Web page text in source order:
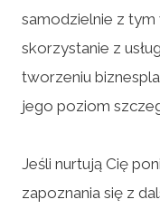
samodzielnie z
skorzystanie z
tworzeniu
jego poziom
Jeśli nurtują Cię
zapoznania się z